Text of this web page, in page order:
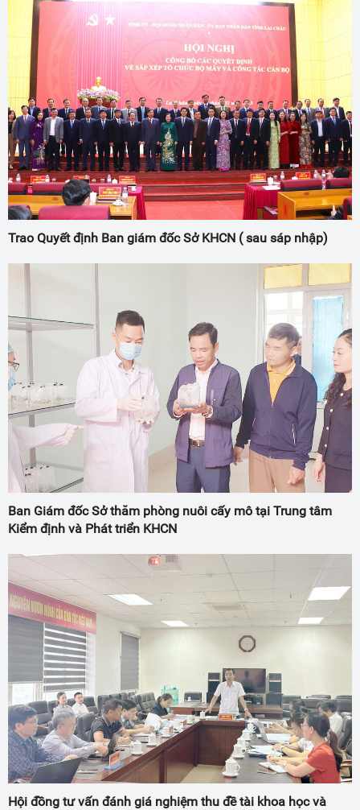
Trao Quyết định Ban giám đốc Sở KHCN ( sau sáp nhập)
Ban Giám đốc Sở thăm phòng nuôi cấy mô tại Trung tâm
Kiểm định và Phát triển KHCN
Hội đồng tư vấn đánh giá nghiệm thu đề tài khoa học và